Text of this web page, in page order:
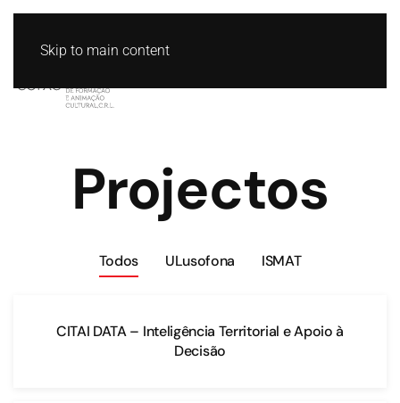
Skip to main content
Projectos
Todos ULusofona ISMAT
CITAI DATA – Inteligência Territorial e Apoio à
Decisão